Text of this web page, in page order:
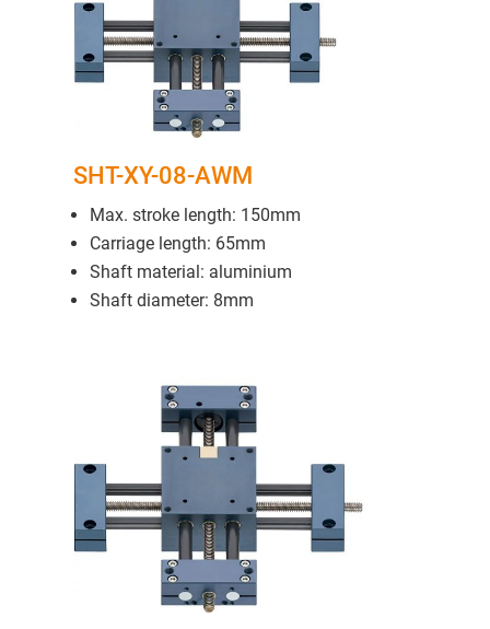
SHT-XY-08-AWM
Max. stroke length: 150mm
Carriage length: 65mm
Shaft material: aluminium
Shaft diameter: 8mm